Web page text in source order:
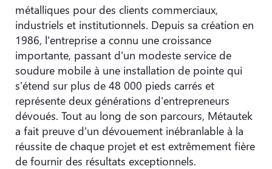
métalliques pour des clients commerciaux,
industriels et institutionnels. Depuis sa création en
1986, l'entreprise a connu une croissance
importante, passant d'un modeste service de
soudure mobile à une installation de pointe qui
s'étend sur plus de 48 000 pieds carrés et
représente deux générations d'entrepreneurs
dévoués. Tout au long de son parcours, Métautek
a fait preuve d'un dévouement inébranlable à la
réussite de chaque projet et est extrêmement fière
de fournir des résultats exceptionnels.